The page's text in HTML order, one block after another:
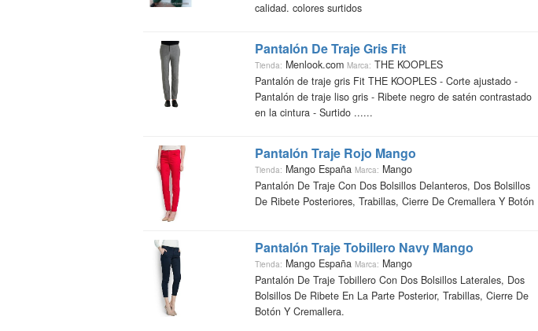
calidad. colores surtidos
Pantalón De Traje Gris Fit
Tienda: Menlook.com Marca: THE KOOPLES
Pantalón de traje gris Fit THE KOOPLES - Corte ajustado -
Pantalón de traje liso gris - Ribete negro de satén contrastado
en la cintura - Surtido ......
Pantalón Traje Rojo Mango
Tienda: Mango España Marca: Mango
Pantalón De Traje Con Dos Bolsillos Delanteros, Dos Bolsillos
De Ribete Posteriores, Trabillas, Cierre De Cremallera Y Botón
Pantalón Traje Tobillero Navy Mango
Tienda: Mango España Marca: Mango
Pantalón De Traje Tobillero Con Dos Bolsillos Laterales, Dos
Bolsillos De Ribete En La Parte Posterior, Trabillas, Cierre De
Botón Y Cremallera.